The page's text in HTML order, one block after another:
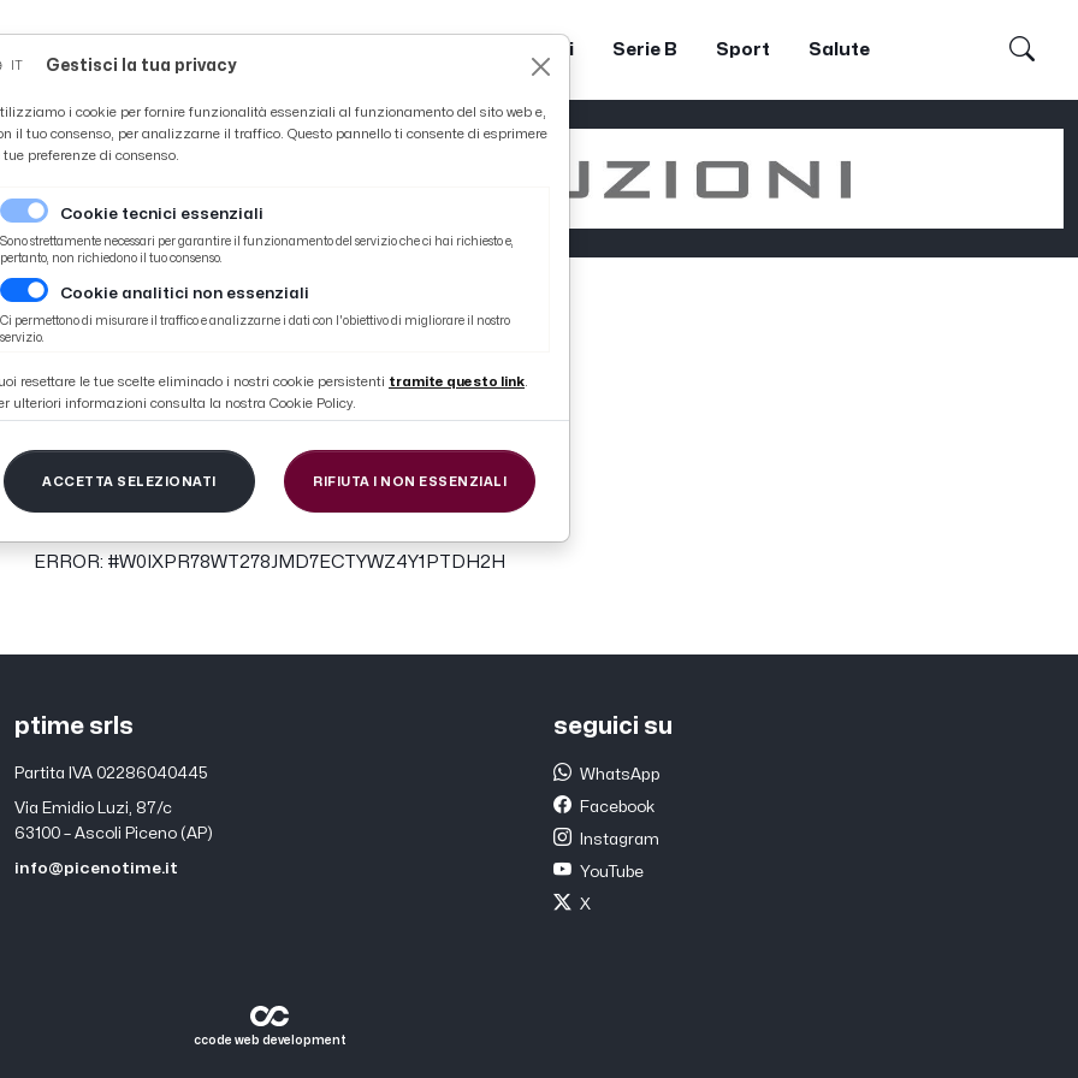
Coppa Teodori Serie B Sport Salute
SYNTAX
ERROR: #W0IXPR78WT278JMD7ECTYWZ4Y1PTDH2H
ptime srls
Partita IVA 02286040445
Via Emidio Luzi, 87/c
63100 – Ascoli Piceno (AP)
info@picenotime.it
seguici su
WhatsApp
Facebook
Instagram
YouTube
X
ccode web development
Gestisci la tua privacy
i cookie per fornire funzionalità essenziali al funzionamento del sito web e,
il tuo consenso, per analizzarne il traffico. Questo pannello ti consente di esprimere
tue preferenze di consenso.
Cookie tecnici essenziali
Sono strettamente necessari per garantire il funzionamento del servizio che ci hai richiesto e,
pertanto, non richiedono il tuo consenso.
Cookie analitici non essenziali
Ci permettono di misurare il traffico e analizzarne i dati con l'obiettivo di migliorare il nostro
servizio.
resettare le tue scelte eliminado i nostri cookie persistenti tramite questo link.
ulteriori informazioni consulta la nostra Cookie Policy.
ACCETTA SELEZIONATI RIFIUTA I NON ESSENZIALI